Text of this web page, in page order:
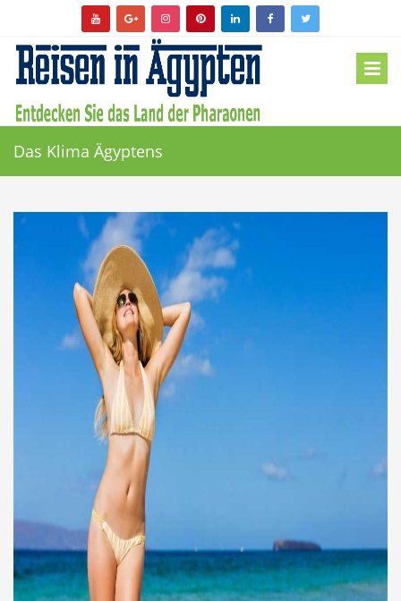
Das Klima Ägyptens